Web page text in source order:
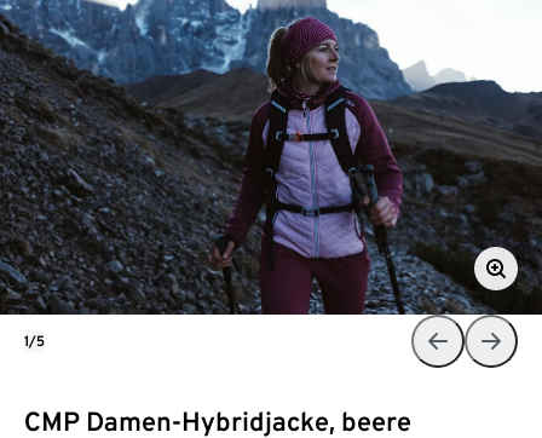
CMP Damen-Hybridjacke, beere
1/5